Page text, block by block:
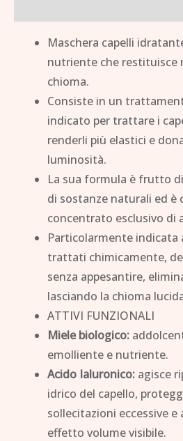
Maschera capelli
nutriente che restituisce
chioma.
Consiste in un
indicato per trattare i
renderli più elastici e
luminosità.
La sua formula è frutto
di sostanze naturali ed
concentrato esclusivo
Particolarmente indicata
trattati chimicamente,
senza appesantire,
lasciando la chioma
ATTIVI FUNZIONALI
Miele biologico:
emolliente e nutriente.
Acido Ialuronico: agisce
idrico del capello,
sollecitazioni eccessive
effetto volume visibile.